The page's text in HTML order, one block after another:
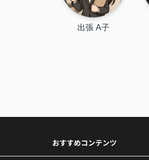
出張 A子
おすすめコンテンツ